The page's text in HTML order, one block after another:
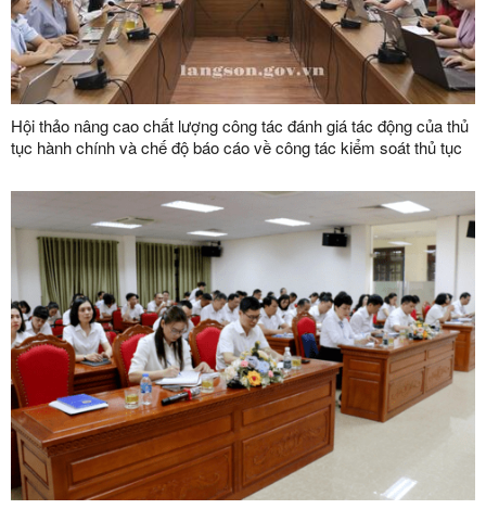
Hội thảo nâng cao chất lượng công tác đánh giá tác động của thủ
tục hành chính và chế độ báo cáo về công tác kiểm soát thủ tục